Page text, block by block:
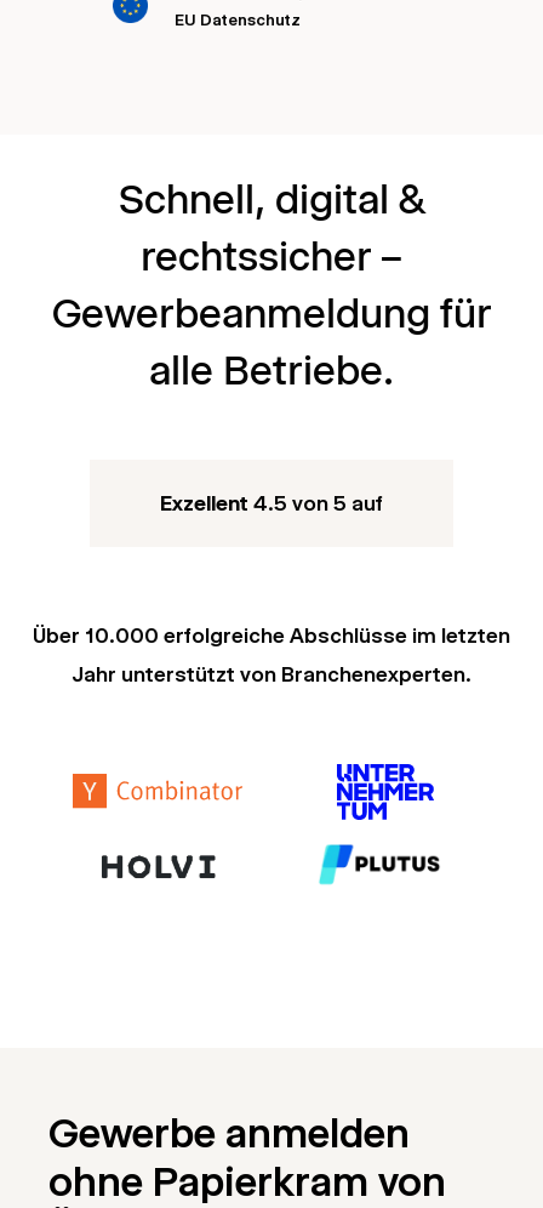
EU Datenschutz
Schnell, digital &
rechtssicher –
Gewerbeanmeldung für
alle Betriebe.
Exzellent 4.5 von 5 auf
Über 10.000 erfolgreiche Abschlüsse im letzten
Jahr unterstützt von Branchenexperten.
Gewerbe anmelden
ohne Papierkram von